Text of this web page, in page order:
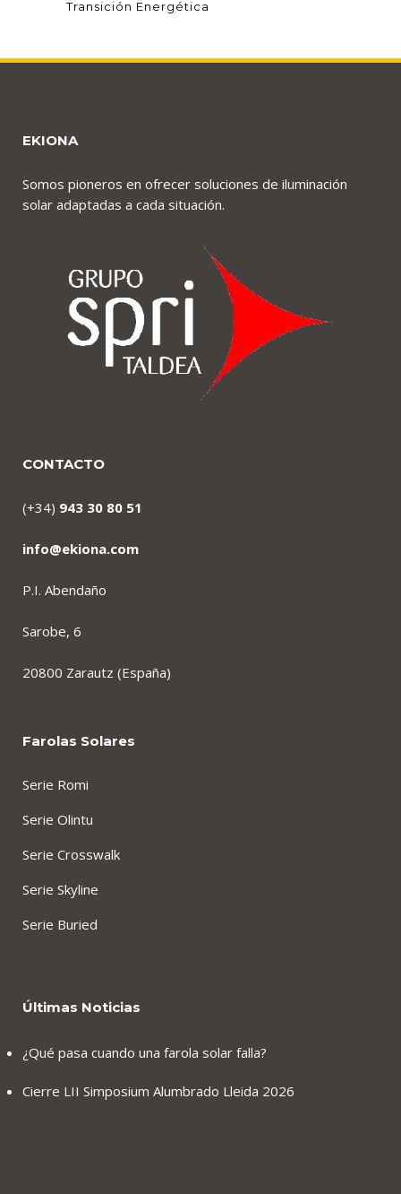
Transición Energética
EKIONA
Somos pioneros en ofrecer soluciones de iluminación
solar adaptadas a cada situación.
CONTACTO
(+34) 943 30 80 51
info@ekiona.com
P.I. Abendaño
Sarobe, 6
20800 Zarautz (España)
Farolas Solares
Serie Romi
Serie Olintu
Serie Crosswalk
Serie Skyline
Serie Buried
Últimas Noticias
¿Qué pasa cuando una farola solar falla?
Cierre LII Simposium Alumbrado Lleida 2026